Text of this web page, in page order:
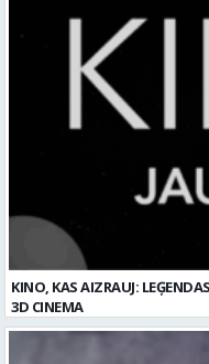
KINO, KAS AIZRAUJ:
3D CINEMA